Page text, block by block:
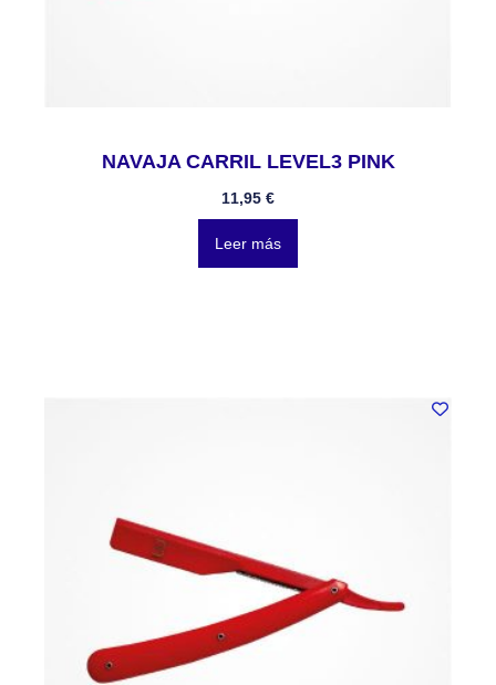
NAVAJA CARRIL LEVEL3 PINK
11,95 €
Leer más